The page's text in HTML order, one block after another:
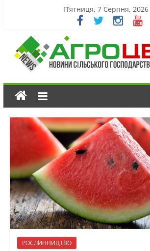
П’ятниця, 7 Серпня, 2026
РОСЛИННИЦТВО